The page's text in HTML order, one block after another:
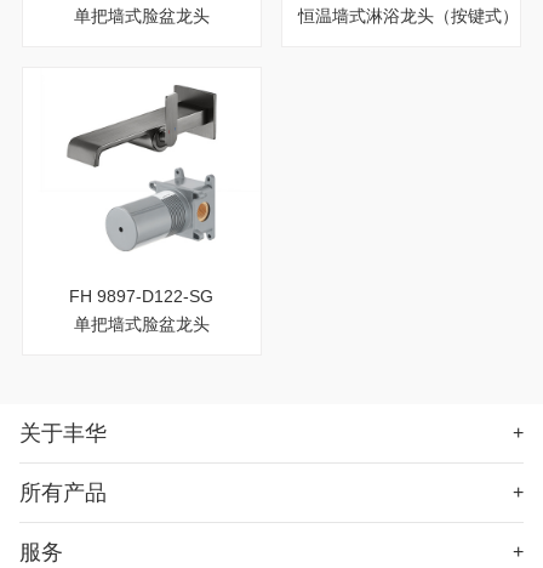
单把墙式脸盆龙头
恒温墙式淋浴龙头（按键式）
FH 9897-D122-SG
单把墙式脸盆龙头
关于丰华 +
所有产品 +
服务 +